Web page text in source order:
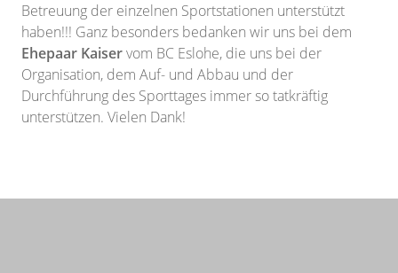
Betreuung der einzelnen Sportstationen unterstützt
haben!!! Ganz besonders bedanken wir uns bei dem
Ehepaar Kaiservom BC Eslohe, die uns bei der
Organisation, dem Auf- und Abbau und der
Durchführung des Sporttages immer so tatkräftig
unterstützen. Vielen Dank!